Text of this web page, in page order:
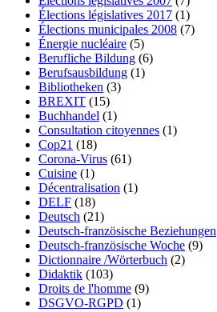
Élections législatives 2017 (1)
Élections municipales 2008 (7)
Énergie nucléaire (5)
Berufliche Bildung (6)
Berufsausbildung (1)
Bibliotheken (3)
BREXIT (15)
Buchhandel (1)
Consultation citoyennes (1)
Cop21 (18)
Corona-Virus (61)
Cuisine (1)
Décentralisation (1)
DELF (18)
Deutsch (21)
Deutsch-französische Beziehungen
Deutsch-französische Woche (9)
Dictionnaire /Wörterbuch (2)
Didaktik (103)
Droits de l'homme (9)
DSGVO-RGPD (1)